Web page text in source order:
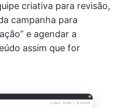
criativa para revisão,
campanha para
e agendar a
assim que for